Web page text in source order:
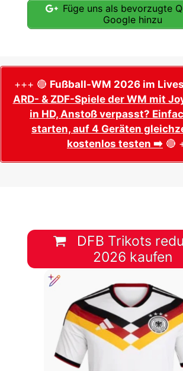
Füge uns als bevorzugte
Google hinzu
+++ 🔴 Fußball-WM 2026 im
ARD- & ZDF-Spiele der WM mit
in HD, Anstoß verpasst?
starten, auf 4 Geräten
kostenlos testen ➡️ 🔴
DFB Trikots
2026 kaufen